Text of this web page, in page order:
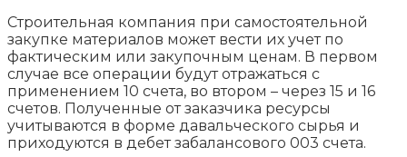
Строительная компания при самостоятельной
закупке материалов может вести их учет по
фактическим или закупочным ценам. В первом
случае все операции будут отражаться с
применением 10 счета, во втором – через 15 и 16
счетов. Полученные от заказчика ресурсы
учитываются в форме давальческого сырья и
приходуются в дебет забалансового 003 счета.